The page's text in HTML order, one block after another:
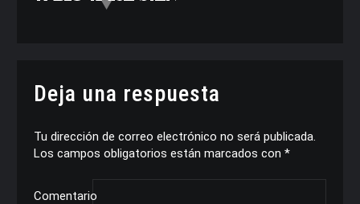
Deja una respuesta
Tu dirección de correo electrónico no será publicada.
Los campos obligatorios están marcados con *
Comentario